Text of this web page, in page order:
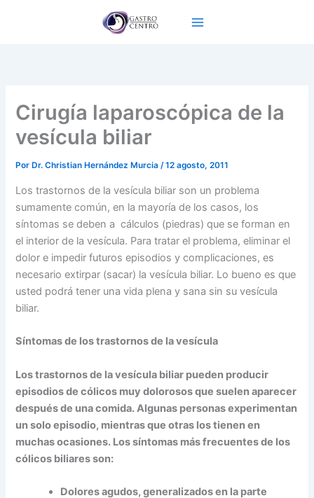
Cirugía laparoscópica de la
vesícula biliar
Por Dr. Christian Hernández Murcia/12 agosto, 2011
Los trastornos de la vesícula biliar son un problema
sumamente común, en la mayoría de los casos, los
síntomas se deben a cálculos (piedras) que se forman en
el interior de la vesícula. Para tratar el problema, eliminar el
dolor e impedir futuros episodios y complicaciones, es
necesario extirpar (sacar) la vesícula biliar. Lo bueno es que
usted podrá tener una vida plena y sana sin su vesícula
biliar.
Síntomas de los trastornos de la vesícula
Los trastornos de la vesícula biliar pueden producir
episodios de cólicos muy dolorosos que suelen aparecer
después de una comida. Algunas personas experimentan
un solo episodio, mientras que otras los tienen en
muchas ocasiones. Los síntomas más frecuentes de los
cólicos biliares son:
Dolores agudos, generalizados en la parte